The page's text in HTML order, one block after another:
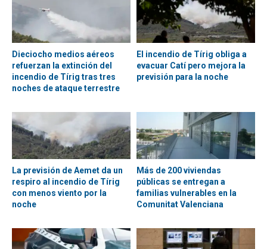
Dieciocho medios aéreos
refuerzan la extinción del
incendio de Tírig tras tres
noches de ataque terrestre
El incendio de Tírig obliga a
evacuar Catí pero mejora la
previsión para la noche
La previsión de Aemet da un
respiro al incendio de Tírig
con menos viento por la
noche
Más de 200 viviendas
públicas se entregan a
familias vulnerables en la
Comunitat Valenciana